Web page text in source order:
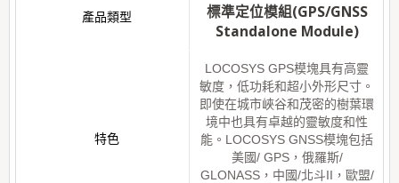
標準定位模組(GPS/GNSS
Standalone Module)
LOCOSYS GPS模塊具有高靈
敏度，低功耗和超小外形尺寸。
即使在城市峽谷和茂密的樹葉環
境中也具有卓越的靈敏度和性
能。LOCOSYS GNSS模塊包括
美國/ GPS，俄羅斯/
GLONASS，中國/北斗II，歐盟/